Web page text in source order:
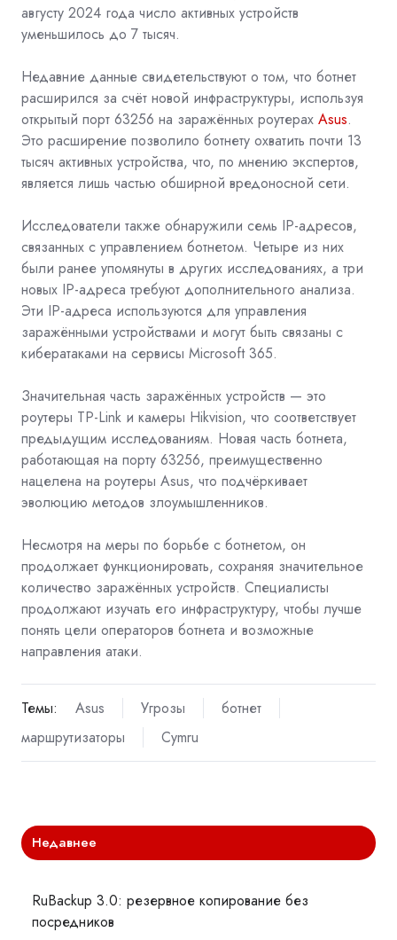
августу 2024 года число активных устройств
уменьшилось до 7 тысяч.
Недавние данные свидетельствуют о том, что ботнет
расширился за счёт новой инфраструктуры, используя
открытый порт 63256 на заражённых роутерах Asus.
Это расширение позволило ботнету охватить почти 13
тысяч активных устройства, что, по мнению экспертов,
является лишь частью обширной вредоносной сети.
Исследователи также обнаружили семь IP-адресов,
связанных с управлением ботнетом. Четыре из них
были ранее упомянуты в других исследованиях, а три
новых IP-адреса требуют дополнительного анализа.
Эти IP-адреса используются для управления
заражёнными устройствами и могут быть связаны с
кибератаками на сервисы Microsoft 365.
Значительная часть заражённых устройств — это
роутеры TP-Link и камеры Hikvision, что соответствует
предыдущим исследованиям. Новая часть ботнета,
работающая на порту 63256, преимущественно
нацелена на роутеры Asus, что подчёркивает
эволюцию методов злоумышленников.
Несмотря на меры по борьбе с ботнетом, он
продолжает функционировать, сохраняя значительное
количество заражённых устройств. Специалисты
продолжают изучать его инфраструктуру, чтобы лучше
понять цели операторов ботнета и возможные
направления атаки.
Темы: Asus Угрозы
ботнет
маршрутизаторы
Cymru
Недавнее
RuBackup 3.0: резервное копирование без
посредников